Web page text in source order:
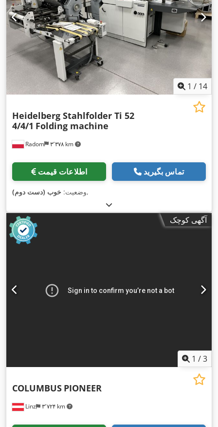
1 / 14
Radom ۳٬۳۷۸ km
Heidelberg Stahlfolder Ti 52
4/4/1 Folding machine
اطلاعات قیمت تماس بگیرید
وضعیت: خوب (دست دوم) ,
آگهی کوچک
1 /3
Linz ۳٬۷۲۴ km
COLUMBUS PIONEER